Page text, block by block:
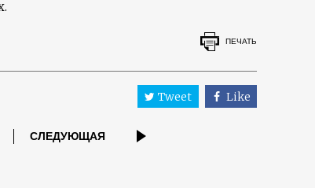
ПЕЧАТЬ
Tweet Like
СЛЕДУЮЩАЯ